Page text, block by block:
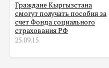
Граждане Кыргызстана
смогут получать пособия за
счет Фонда социального
страхования РФ
25.09.15